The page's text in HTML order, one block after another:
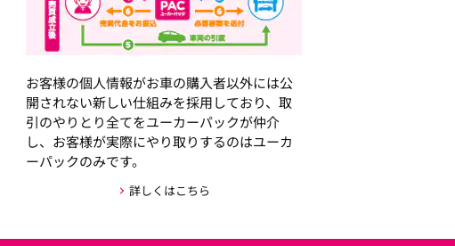
お客様の個人情報がお車の購入者以外には公
開されない新しい仕組みを採用しており、取
引のやりとり全てをユーカーパックが仲介
し、お客様が実際にやり取りするのはユーカ
ーパックのみです。
詳しくはこちら